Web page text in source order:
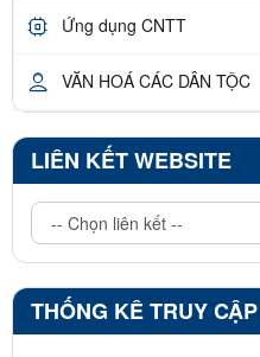
Ứng dụng CNTT
VĂN HOÁ CÁC DÂN TỘC
LIÊN KẾT WEBSITE
THỐNG KÊ TRUY CẬP